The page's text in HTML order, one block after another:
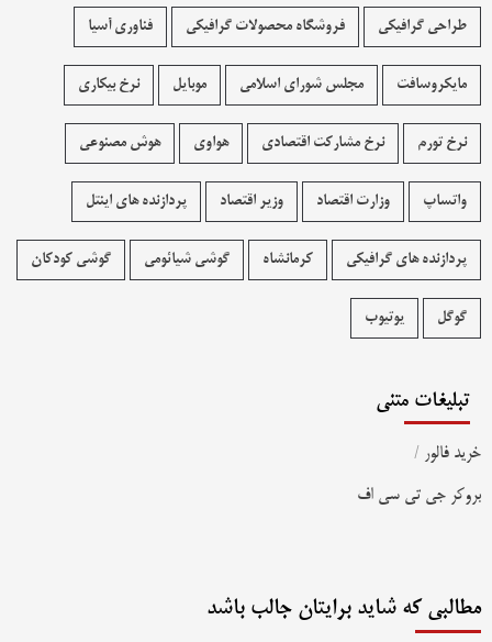
طراحی گرافیکی فروشگاه محصولات گرافيکی فناوری آسیا
مایکروسافت مجلس شورای اسلامی موبایل نرخ بیکاری
نرخ تورم نرخ مشارکت اقتصادی هواوی هوش مصنوعی
واتساپ وزارت اقتصاد وزیر اقتصاد پردازنده های اینتل
پردازنده های گرافیکی کرمانشاه گوشی شیائومی گوشی کودکان
گوگل یوتیوب
تبلیغات متنی
خرید فالور /
بروکر جی تی سی اف
مطالبی که شاید برایتان جالب باشد